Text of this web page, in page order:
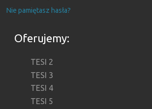
Nie pamiętasz hasła?
Oferujemy:
TESI 2
TESI 3
TESI 4
TESI 5